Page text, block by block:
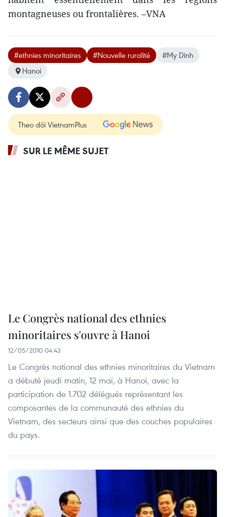
montagneuses ou frontalières. –VNA
#ethnies minoritaires #Nouvelle ruralité
#My Dinh
Hanoi
Theo dõi VietnamPlus
SUR LE MÊME SUJET
Le Congrès national des ethnies
minoritaires s'ouvre à Hanoi
12/05/2010 04:43
Le Congrès national des ethnies minoritaires du Vietnam
a débuté jeudi matin, 12 mai, à Hanoi, avec la
participation de 1.702 délégués représentant les
composantes de la communauté des ethnies du
Vietnam, des secteurs ainsi que des couches populaires
du pays.